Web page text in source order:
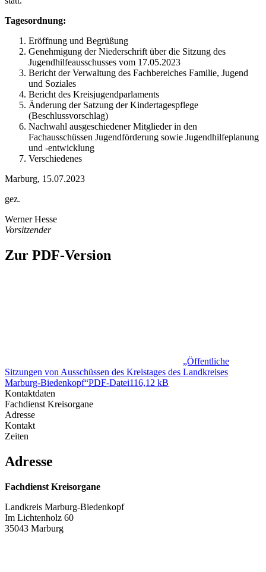
Tagesordnung:
Eröffnung und Begrüßung
Genehmigung der Niederschrift über die Sitzung des
Jugendhilfeausschusses vom 17.05.2023
Bericht der Verwaltung des Fachbereiches Familie, Jugend
und Soziales
Bericht des Kreisjugendparlaments
Änderung der Satzung der Kindertagespflege
(Beschlussvorschlag)
Nachwahl ausgeschiedener Mitglieder in den
Fachausschüssen Jugendförderung sowie Jugendhilfeplanung
und -entwicklung
Verschiedenes
Marburg, 15.07.2023
gez.
Werner Hesse
Vorsitzender
Zur PDF-Version
„Öffentliche
Sitzungen von Ausschüssen des Kreistages des Landkreises
Marburg-Biedenkopf“PDF-Datei116,12 kB
Kontaktdaten
Fachdienst Kreisorgane
Adresse
Kontakt
Zeiten
Adresse
Fachdienst Kreisorgane
Landkreis Marburg-Biedenkopf
Im Lichtenholz 60
35043 Marburg